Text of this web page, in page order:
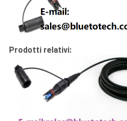
Prodotti relativi: